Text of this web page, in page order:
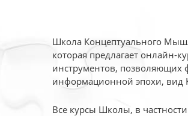
Школа Концептуального
которая предлагает онлайн-
инструментов, позволяющих
информационной эпохи, вид
Все курсы Школы, в